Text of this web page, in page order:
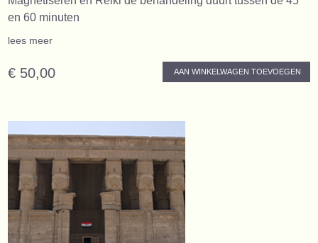
en 60 minuten
lees meer
€ 50,00 AAN WINKELWAGEN TOEVOEGEN